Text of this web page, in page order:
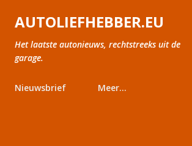
Doorgaan naar hoofdcontent
AUTOLIEFHEBBER.EU
Het laatste autonieuws, rechtstreeks uit de
garage.
Nieuwsbrief Meer…